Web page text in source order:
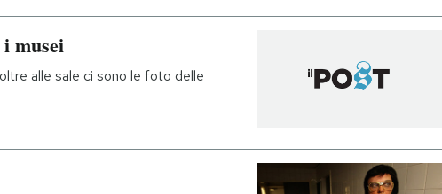
musei
alle sale ci sono le foto delle